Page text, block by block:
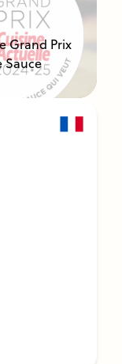
Grand Prix
Sauce